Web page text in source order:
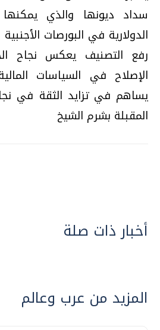
سداد ديونها والذي
الدولارية في البورصات
رفع التصنيف يعكس نجاح
الإصلاح في السياسات
يساهم في تزايد الثقة في
المقبلة بشرم الشيخ
أخبار ذات صلة
المزيد من عرب وعالم